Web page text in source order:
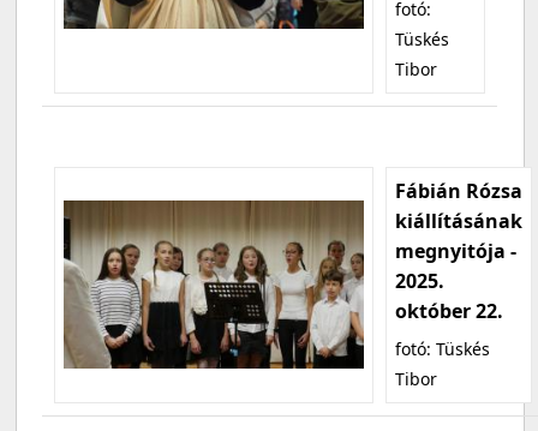
fotó:
Tüskés
Tibor
Fábián Rózsa
kiállításának
megnyitója -
2025.
október 22.
fotó: Tüskés
Tibor